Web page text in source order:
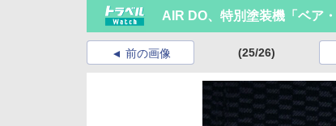
AIR DO、特別塗装機「ベア
前の画像 (25/26)